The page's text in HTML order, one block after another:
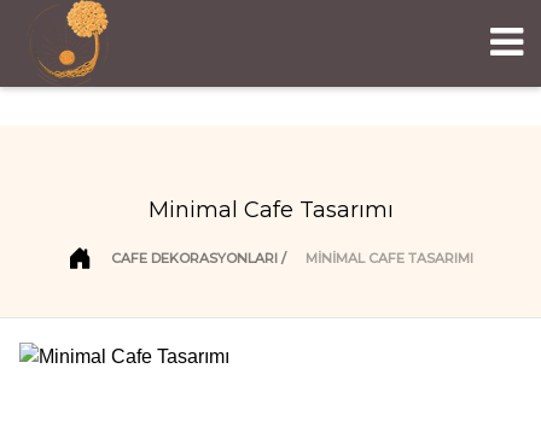
Minimal Cafe Tasarımı
CAFE DEKORASYONLARI MINIMAL CAFE TASARIMI